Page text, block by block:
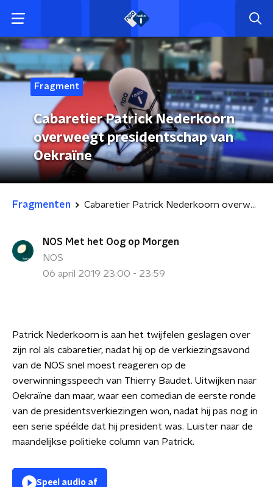
Fragment
Cabaretier Patrick Nederkoorn
overweegt presidentschap van
Oekraïne
Fragmenten Cabaretier Patrick Nederkoorn overweegt presidentschap van Oekraïne
NOS Met het Oog op Morgen
NOS
06 april 2019 23:00 - 23:59
Patrick Nederkoorn is aan het twijfelen geslagen over
zijn rol als cabaretier, nadat hij op de verkiezingsavond
van de NOS snel moest reageren op de
overwinningsspeech van Thierry Baudet. Uitwijken naar
Oekraïne dan maar, waar een comedian de eerste ronde
van de presidentsverkiezingen won, nadat hij pas nog in
een serie spéélde dat hij president was. Luister naar de
maandelijkse politieke column van Patrick.
Speel audio af